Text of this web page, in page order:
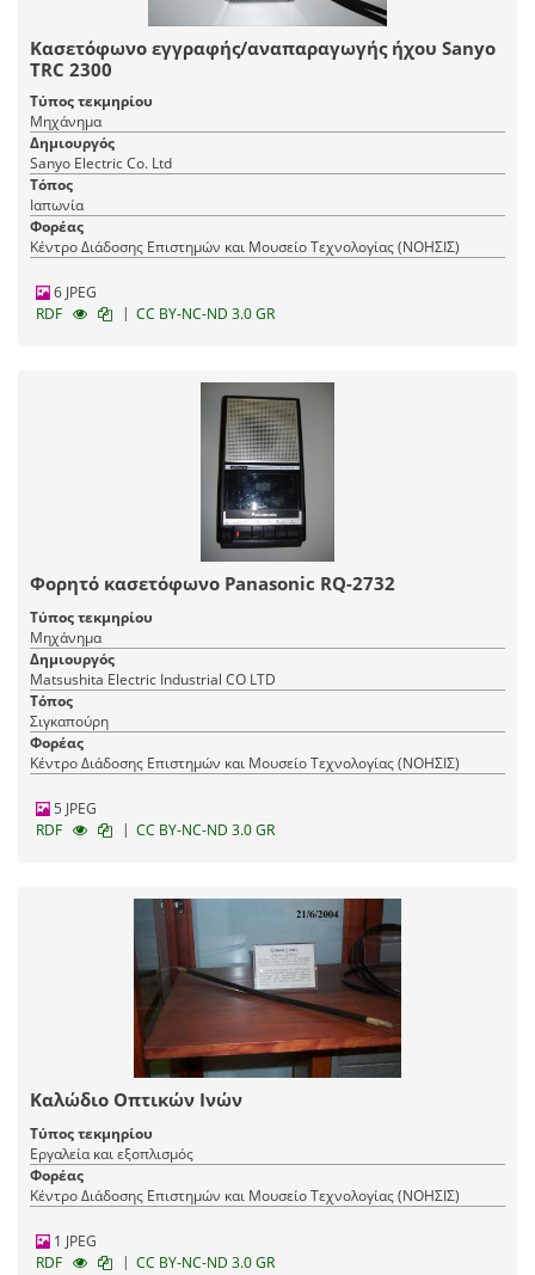
Κασετόφωνο εγγραφής/αναπαραγωγής ήχου Sanyo
TRC 2300
Τύπος τεκμηρίου
Μηχάνημα
Δημιουργός
Sanyo Electric Co. Ltd
Τόπος
Ιαπωνία
Φορέας
Κέντρο Διάδοσης Επιστημών και Μουσείο Τεχνολογίας (ΝΟΗΣΙΣ)
6 JPEG
RDF
| CC BY-NC-ND 3.0 GR
Φορητό κασετόφωνο Panasonic RQ-2732
Τύπος τεκμηρίου
Μηχάνημα
Δημιουργός
Matsushita Electric Industrial CO LTD
Τόπος
Σιγκαπούρη
Φορέας
Κέντρο Διάδοσης Επιστημών και Μουσείο Τεχνολογίας (ΝΟΗΣΙΣ)
5 JPEG
RDF
| CC BY-NC-ND 3.0 GR
Καλώδιο Οπτικών Ινών
Τύπος τεκμηρίου
Εργαλεία και εξοπλισμός
Φορέας
Κέντρο Διάδοσης Επιστημών και Μουσείο Τεχνολογίας (ΝΟΗΣΙΣ)
1 JPEG
RDF
| CC BY-NC-ND 3.0 GR